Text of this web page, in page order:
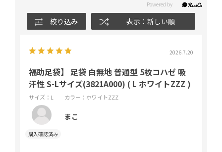
絞り込み 表示：新しい順
2026.7.20
福助足袋】 足袋 白無地 普通型 5枚コハゼ 吸
汗性 S-Lサイズ(3821A000) ( L ホワイトZZZ )
サイズ：L カラー：ホワイトZZZ
まこ